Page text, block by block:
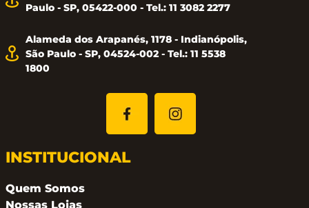
Paulo - SP, 05422-000 - Tel.: 11 3082 2277
Alameda dos Arapanés, 1178 - Indianópolis,
São Paulo - SP, 04524-002 - Tel.: 11 5538
1800
INSTITUCIONAL
Quem Somos
Nossas Lojas